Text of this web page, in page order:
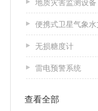
地质灾害监测设备
便携式卫星气象水文数据广
无损糖度计
雷电预警系统
查看全部